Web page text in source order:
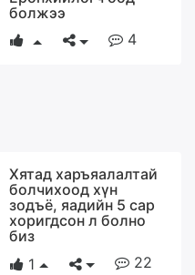
болжээ
4
Хятад харъяалалтай
болчихоод хүн
зодъё, яадийн 5 сар
хоригдсон л болно
биз
1
22